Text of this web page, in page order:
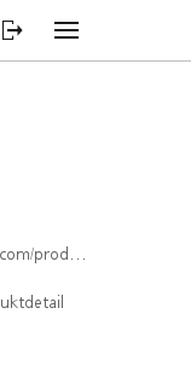
CH1573369274